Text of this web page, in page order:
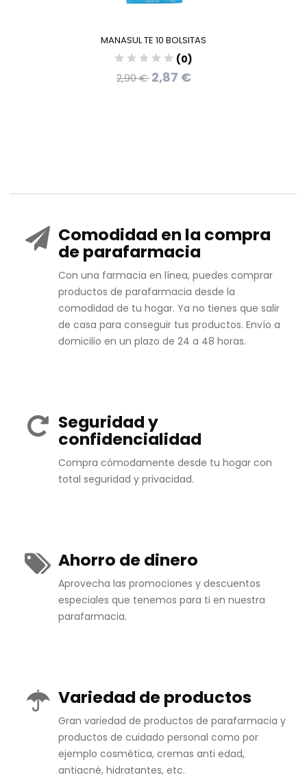
MANASUL TE 10 BOLSITAS
(0)
2,90 €2,87 €
Comodidad en la compra
de parafarmacia
Con una farmacia en línea, puedes comprar
productos de parafarmacia desde la
comodidad de tu hogar. Ya no tienes que salir
de casa para conseguir tus productos. Envío a
domicilio en un plazo de 24 a 48 horas.
Seguridad y
confidencialidad
Compra cómodamente desde tu hogar con
total seguridad y privacidad.
Ahorro de dinero
Aprovecha las promociones y descuentos
especiales que tenemos para ti en nuestra
parafarmacia.
Variedad de productos
Gran variedad de productos de parafarmacia y
productos de cuidado personal como por
ejemplo cosmética, cremas anti edad,
antiacné, hidratantes, etc.